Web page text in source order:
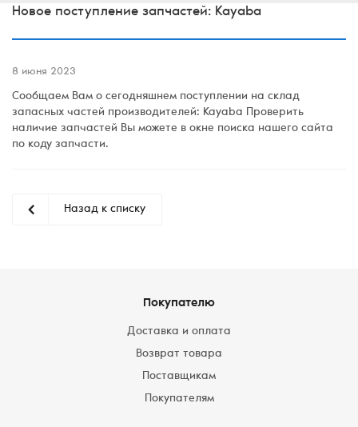
Новое поступление запчастей: Kayaba
8 июня 2023
Сообщаем Вам о сегодняшнем поступлении на склад
запасных частей производителей: Kayaba Проверить
наличие запчастей Вы можете в окне поиска нашего сайта
по коду запчасти.
Назад к списку
Покупателю
Доставка и оплата
Возврат товара
Поставщикам
Покупателям